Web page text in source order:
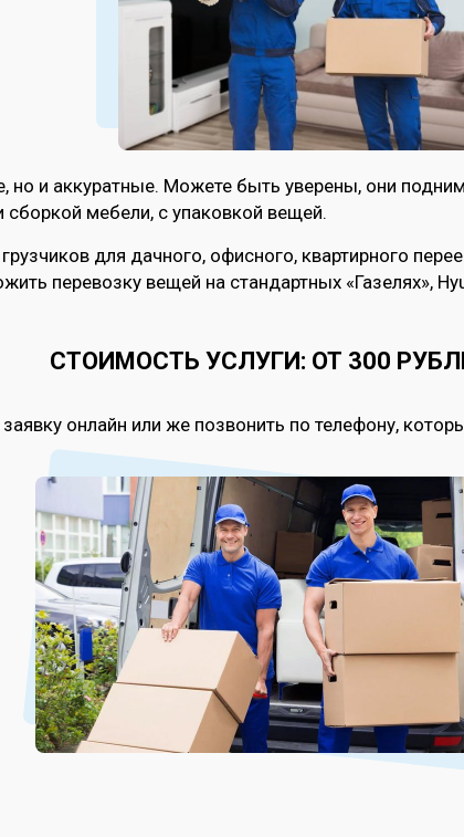
но и аккуратные. Можете быть уверены, они
мебели, с упаковкой вещей.
для дачного, офисного, квартирного
перевозку вещей на стандартных «Газелях»,
СТОИМОСТЬ УСЛУГИ: ОТ 300
онлайн или же позвонить по телефону,